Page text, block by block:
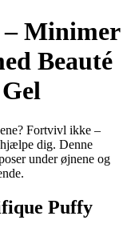
– Minimer
Beauté
Fortvivl ikke –
dig. Denne
under øjnene og
Puffy